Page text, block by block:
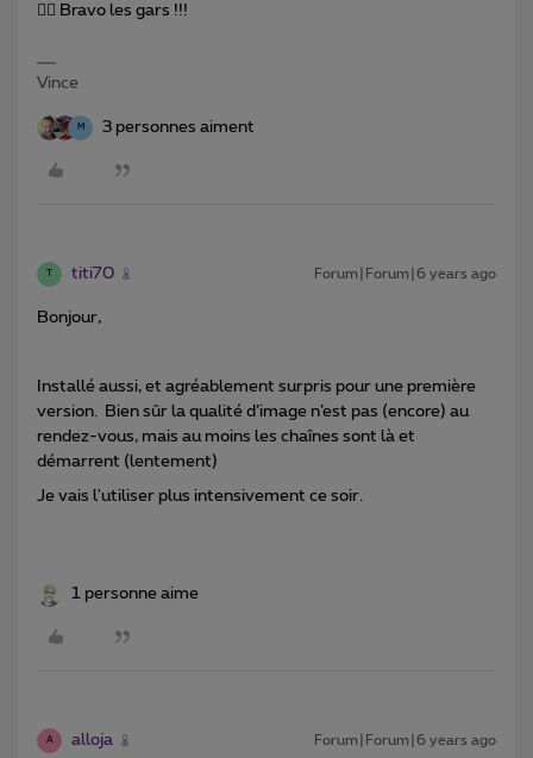
👍🏻 Bravo les gars !!!
Vince
M 3 personnes aiment
titi70 Forum|Forum|6 years ago
Bonjour,
Installé aussi, et agréablement surpris pour une première
version. Bien sûr la qualité d’image n’est pas (encore) au
rendez-vous, mais au moins les chaînes sont là et
démarrent (lentement)
Je vais l'utiliser plus intensivement ce soir.
1 personne aime
A alloja Forum|Forum|6 years ago